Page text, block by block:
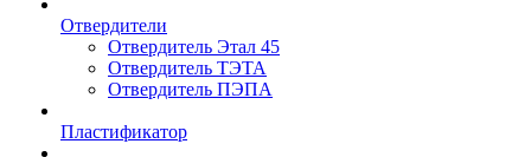
Отвердители
Отвердитель Этал 45
Отвердитель ТЭТА
Отвердитель ПЭПА
Пластификатор